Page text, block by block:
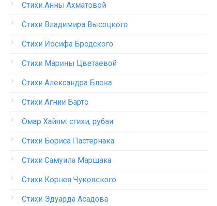
Стихи Анны Ахматовой
Стихи Владимира Высоцкого
Стихи Иосифа Бродского
Стихи Марины Цветаевой
Стихи Александра Блока
Стихи Агнии Барто
Омар Хайям: стихи, рубаи
Стихи Бориса Пастернака
Стихи Самуила Маршака
Стихи Корнея Чуковского
Стихи Эдуарда Асадова